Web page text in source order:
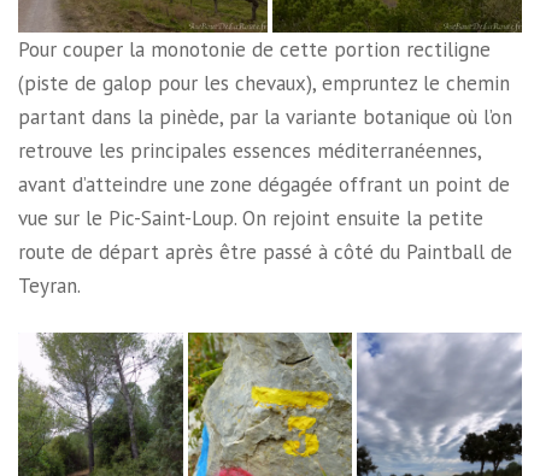
Pour couper la monotonie de cette portion rectiligne
(piste de galop pour les chevaux), empruntez le chemin
partant dans la pinède, par la variante botanique où l’on
retrouve les principales essences méditerranéennes,
avant d’atteindre une zone dégagée offrant un point de
vue sur le Pic-Saint-Loup. On rejoint ensuite la petite
route de départ après être passé à côté du Paintball de
Teyran.